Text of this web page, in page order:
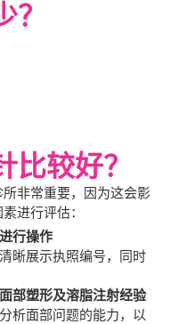
比较好？
非常重要，因为这会影
进行评估：
行操作
晰展示执照编号，同时
部塑形及溶脂注射经验
析面部问题的能力，以